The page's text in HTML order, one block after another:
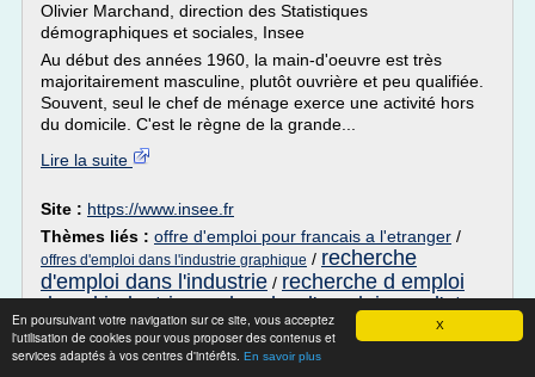
X
En poursuivant votre navigation sur ce site, vous acceptez
l'utilisation de cookies pour vous proposer des contenus et
services adaptés à vos centres d'intérêts. En savoir plus
Olivier Marchand, direction des Statistiques
démographiques et sociales, Insee
Au début des années 1960, la main-d'oeuvre est très
majoritairement masculine, plutôt ouvrière et peu qualifiée.
Souvent, seul le chef de ménage exerce une activité hors
du domicile. C'est le règne de la grande...
Lire la suite
Site : https://www.insee.fr
Thèmes liés : offre d'emploi pour francais a l'etranger /
offres d'emploi dans l'industrie graphique / recherche
d'emploi dans l'industrie / recherche d emploi
dans l industrie recherche d'emploi pour l'ete
Offres d'emploi Assurances - France |
Optioncarriere.com